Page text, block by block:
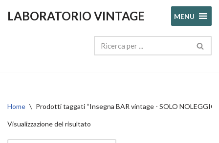
LABORATORIO VINTAGE MENU
Home \ Prodotti taggati “Insegna BAR vintage - SOLO NOLEGGIO
Visualizzazione del risultato